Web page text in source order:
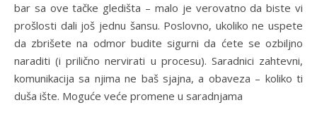
bar sa ove tačke gledišta – malo je verovatno da biste vi
prošlosti dali još jednu šansu. Poslovno, ukoliko ne uspete
da zbrišete na odmor budite sigurni da ćete se ozbiljno
naraditi (i prilično nervirati u procesu). Saradnici zahtevni,
komunikacija sa njima ne baš sjajna, a obaveza – koliko ti
duša ište. Moguće veće promene u saradnjama